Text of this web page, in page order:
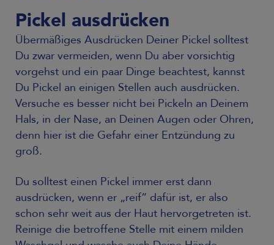
Pickel ausdrücken
Übermäßiges Ausdrücken Deiner Pickel solltest
Du zwar vermeiden, wenn Du aber vorsichtig
vorgehst und ein paar Dinge beachtest, kannst
Du Pickel an einigen Stellen auch ausdrücken.
Versuche es besser nicht bei Pickeln an Deinem
Hals, in der Nase, an Deinen Augen oder Ohren,
denn hier ist die Gefahr einer Entzündung zu
groß.
Du solltest einen Pickel immer erst dann
ausdrücken, wenn er „reif“ dafür ist, er also
schon sehr weit aus der Haut hervorgetreten ist.
Reinige die betroffene Stelle mit einem milden